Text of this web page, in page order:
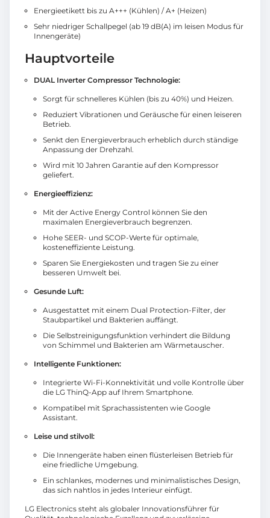
Energieetikett bis zu A+++ (Kühlen) / A+ (Heizen)
Sehr niedriger Schallpegel (ab 19 dB(A) im leisen Modus für
Innengeräte)
Hauptvorteile
DUAL Inverter Compressor Technologie:
Sorgt für schnelleres Kühlen (bis zu 40%) und Heizen.
Reduziert Vibrationen und Geräusche für einen leiseren
Betrieb.
Senkt den Energieverbrauch erheblich durch ständige
Anpassung der Drehzahl.
Wird mit 10 Jahren Garantie auf den Kompressor
geliefert.
Energieeffizienz:
Mit der Active Energy Control können Sie den
maximalen Energieverbrauch begrenzen.
Hohe SEER- und SCOP-Werte für optimale,
kosteneffiziente Leistung.
Sparen Sie Energiekosten und tragen Sie zu einer
besseren Umwelt bei.
Gesunde Luft:
Ausgestattet mit einem Dual Protection-Filter, der
Staubpartikel und Bakterien auffängt.
Die Selbstreinigungsfunktion verhindert die Bildung
von Schimmel und Bakterien am Wärmetauscher.
Intelligente Funktionen:
Integrierte Wi-Fi-Konnektivität und volle Kontrolle über
die LG ThinQ-App auf Ihrem Smartphone.
Kompatibel mit Sprachassistenten wie Google
Assistant.
Leise und stilvoll:
Die Innengeräte haben einen flüsterleisen Betrieb für
eine friedliche Umgebung.
Ein schlankes, modernes und minimalistisches Design,
das sich nahtlos in jedes Interieur einfügt.
LG Electronics steht als globaler Innovationsführer für